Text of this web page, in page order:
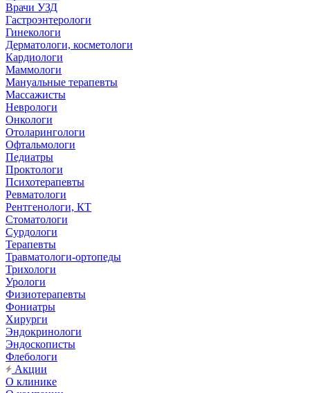
Врачи УЗД
Гастроэнтерологи
Гинекологи
Дерматологи, косметологи
Кардиологи
Маммологи
Мануальные терапевты
Массажисты
Неврологи
Онкологи
Отоларингологи
Офтальмологи
Педиатры
Проктологи
Психотерапевты
Ревматологи
Рентгенологи, КТ
Стоматологи
Сурдологи
Терапевты
Травматологи-ортопеды
Трихологи
Урологи
Физиотерапевты
Фониатры
Хирурги
Эндокринологи
Эндоскописты
Флебологи
Акции
О клинике